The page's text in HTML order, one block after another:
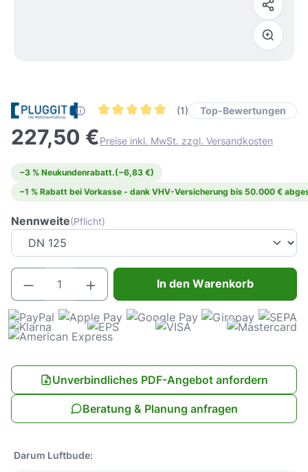
(1) Top-Bewertungen
227,50 €Preise inkl. MwSt. zzgl. Versandkosten
−3 % Neukundenrabatt.(−6,83 €)
−1 % Rabatt bei Vorkasse - dank VHV-Versicherung bis 50.000 €
Nennweite(Pflicht)
Produkt Anzahl: Gib den gewünschten
In den Warenkorb
Unverbindliches PDF-Angebot anfordern
Beratung & Planung anfragen
Darum Luftbude: